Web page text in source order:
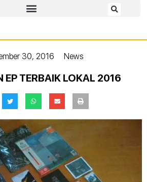
30, 2016 News
EP TERBAIK LOKAL 2016